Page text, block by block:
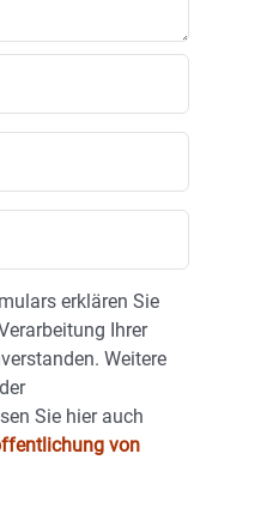
erklären Sie
Ihrer
Weitere
Sie hier auch
von